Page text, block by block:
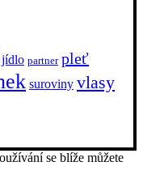
jídlo partner pleť
suroviny vlasy
se blíže můžete